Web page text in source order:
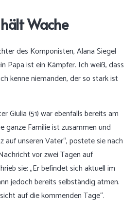
Wache
des Komponisten, Alana Siegel
Papa ist ein Kämpfer. Ich weiß, dass
kenne niemanden, der so stark ist
Giulia (51) war ebenfalls bereits am
ganze Familie ist zusammen und
auf unseren Vater“, postete sie nach
vor zwei Tagen auf
sie: „Er befindet sich aktuell im
jedoch bereits selbständig atmen.
auf die kommenden Tage“.